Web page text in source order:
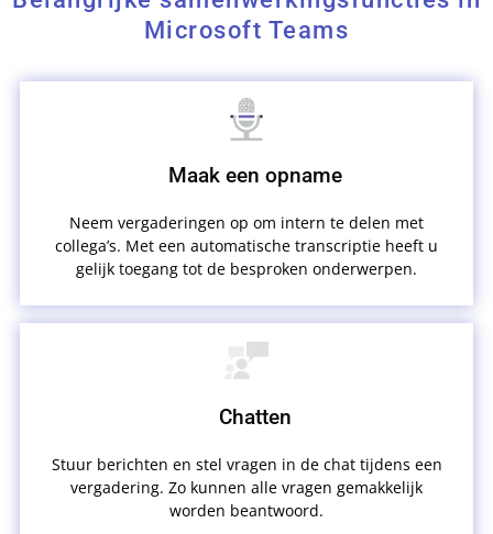
Microsoft Teams
Maak een opname
Neem vergaderingen op om intern te delen met
collega’s. Met een automatische transcriptie heeft u
gelijk toegang tot de besproken onderwerpen.
Chatten
Stuur berichten en stel vragen in de chat tijdens een
vergadering. Zo kunnen alle vragen gemakkelijk
worden beantwoord.